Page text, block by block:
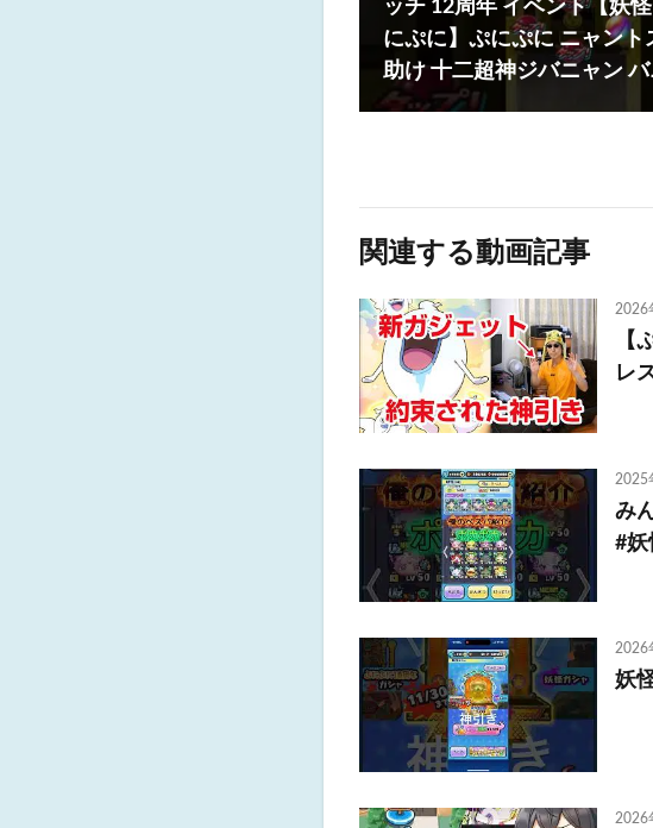
ッチ 12周年 イベント【妖
にぷに】ぷにぷに ニャント
助け 十二超神ジバニャン
関連する動画記事
2026
【
レ
2025
み
#妖
2026
妖
2026